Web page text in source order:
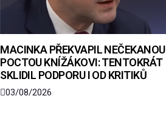
MACINKA PŘEKVAPIL NEČEKANOU
POCTOU KNÍŽÁKOVI: TENTOKRÁT
SKLIDIL PODPORU I OD KRITIKŮ
03/08/2026